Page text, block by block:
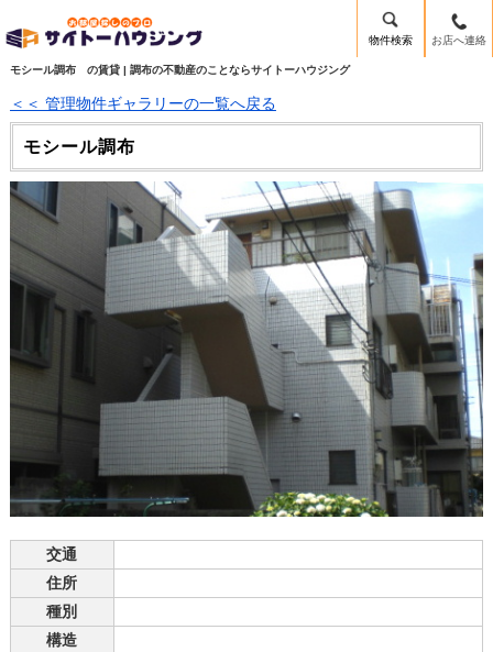
物件検索 お店へ連絡
モシール調布 の賃貸 | 調布の不動産のことならサイトーハウジング
＜＜ 管理物件ギャラリーの一覧へ戻る
モシール調布
交通
住所
種別
構造